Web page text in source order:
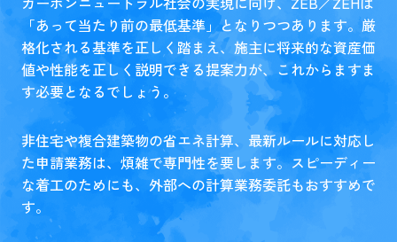
「あって当たり前の最低基準」となりつつあります。厳
格化される基準を正しく踏まえ、施主に将来的な資産価
値や性能を正しく説明できる提案力が、これからますま
す必要となるでしょう。
非住宅や複合建築物の省エネ計算、最新ルールに対応し
た申請業務は、煩雑で専門性を要します。スピーディー
な着工のためにも、外部への計算業務委託もおすすめで
す。